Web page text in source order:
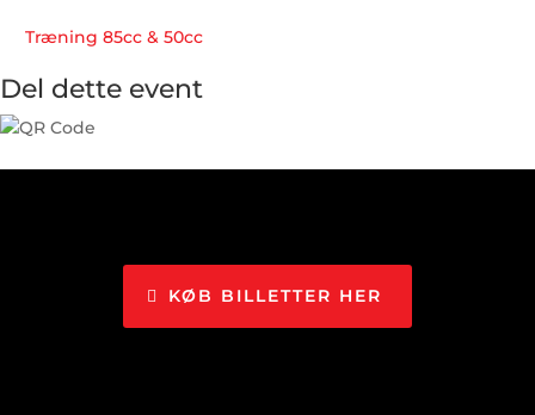
Træning 85cc & 50cc
Del dette event
KØB BILLETTER HER